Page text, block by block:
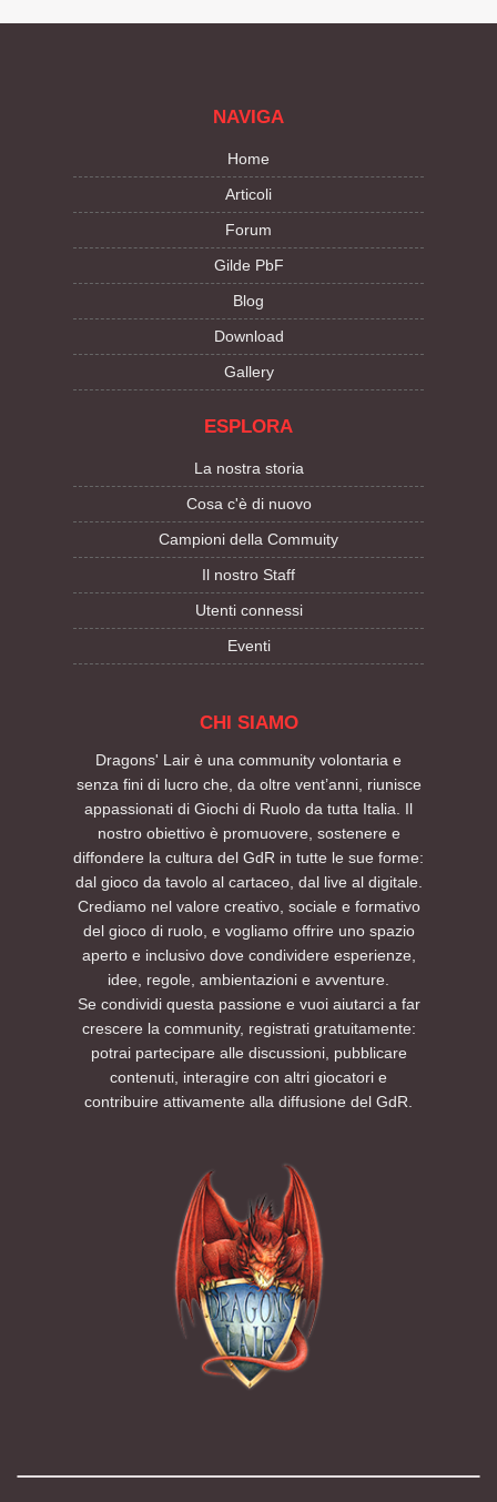
NAVIGA
Home
Articoli
Forum
Gilde PbF
Blog
Download
Gallery
ESPLORA
La nostra storia
Cosa c'è di nuovo
Campioni della Commuity
Il nostro Staff
Utenti connessi
Eventi
CHI SIAMO
Dragons' Lair è una community volontaria e
senza fini di lucro che, da oltre vent’anni, riunisce
appassionati di Giochi di Ruolo da tutta Italia. Il
nostro obiettivo è promuovere, sostenere e
diffondere la cultura del GdR in tutte le sue forme:
dal gioco da tavolo al cartaceo, dal live al digitale.
Crediamo nel valore creativo, sociale e formativo
del gioco di ruolo, e vogliamo offrire uno spazio
aperto e inclusivo dove condividere esperienze,
idee, regole, ambientazioni e avventure.
Se condividi questa passione e vuoi aiutarci a far
crescere la community, registrati gratuitamente:
potrai partecipare alle discussioni, pubblicare
contenuti, interagire con altri giocatori e
contribuire attivamente alla diffusione del GdR.